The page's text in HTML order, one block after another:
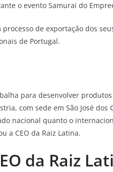
o evento Samurai do
de exportação dos
de Portugal.
para desenvolver
com sede em São José
nacional quanto o
a CEO da Raiz Latina.
da Raiz